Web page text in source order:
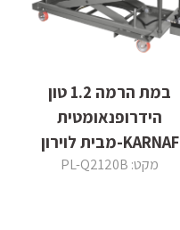
במת הרמה 1.2 טון
הידרופנאומטית
KARNAF-מבית לוירון
מקט: PL-Q2120B